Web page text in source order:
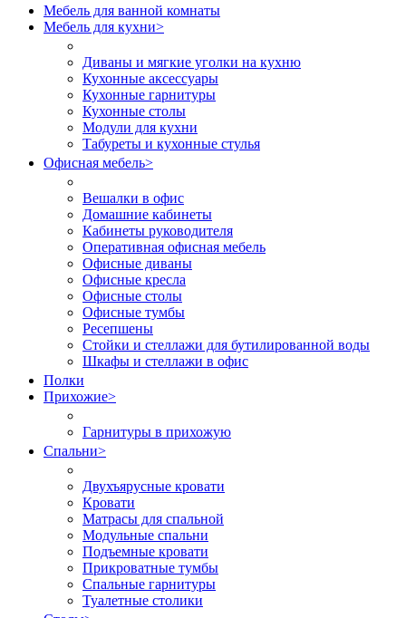
Мебель для ванной комнаты
Мебель для кухни>
Диваны и мягкие уголки на кухню
Кухонные аксессуары
Кухонные гарнитуры
Кухонные столы
Модули для кухни
Табуреты и кухонные стулья
Офисная мебель>
Вешалки в офис
Домашние кабинеты
Кабинеты руководителя
Оперативная офисная мебель
Офисные диваны
Офисные кресла
Офисные столы
Офисные тумбы
Ресепшены
Стойки и стеллажи для бутилированной воды
Шкафы и стеллажи в офис
Полки
Прихожие>
Гарнитуры в прихожую
Спальни>
Двухъярусные кровати
Кровати
Матрасы для спальной
Модульные спальни
Подъемные кровати
Прикроватные тумбы
Спальные гарнитуры
Туалетные столики